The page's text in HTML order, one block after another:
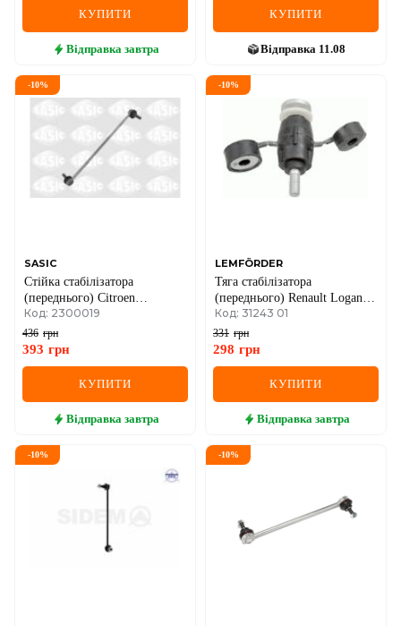
КУПИТИ
Відправка завтра
КУПИТИ
Відправка 11.08
-10%
SASIC
Стійка стабілізатора
(переднього) Citroen
Berlingo/Peugeot Partner 08-
Код: 2300019
436 грн
393 грн
КУПИТИ
Відправка завтра
-10%
LEMFÖRDER
Тяга стабілізатора
(переднього) Renault Logan
04-
Код: 31243 01
331 грн
298 грн
КУПИТИ
Відправка завтра
-10% -10%